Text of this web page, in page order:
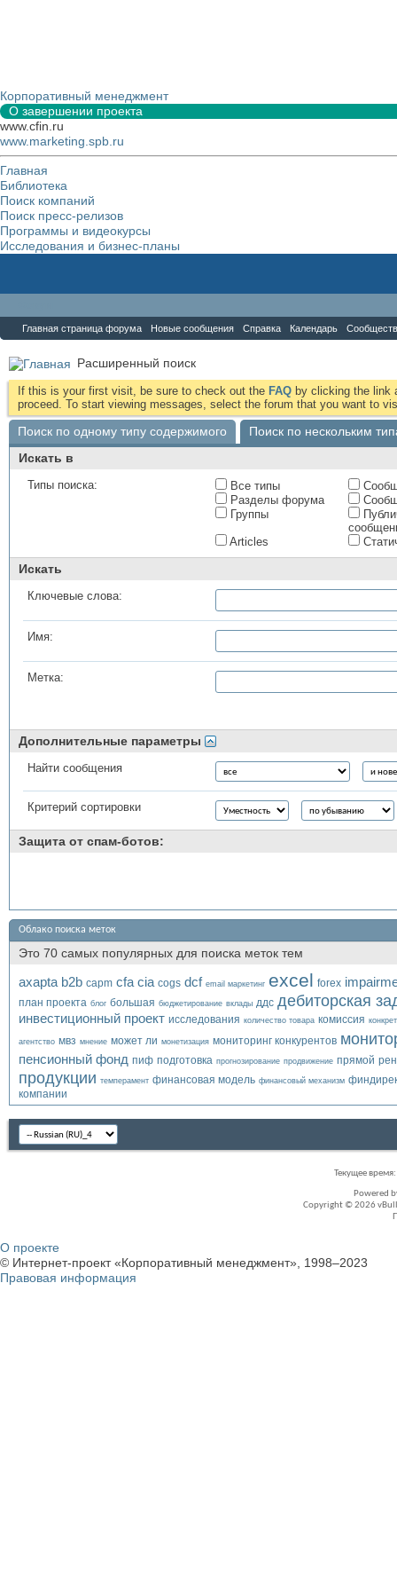
Корпоративный менеджмент
О завершении проекта
www.cfin.ru
www.marketing.spb.ru
Главная
Библиотека
Поиск компаний
Поиск пресс-релизов
Программы и видеокурсы
Исследования и бизнес-планы
Главная страница форума Новые сообщения Справка Календарь
Расширенный поиск
If this is your first visit, be sure to check out the FAQ by clicking the link
proceed. To start viewing messages, select the forum that you want to
Поиск по одному типу содержимого
Поиск по нескольким
Искать в
Типы поиска: Все типы
Разделы форума
Группы
Articles
Искать
Ключевые слова:
Имя:
Метка:
Дополнительные параметры
Найти сообщения
Критерий сортировки
Защита от спам-ботов:
Облако поиска меток
Это 70 самых популярных для поиска меток тем
axapta b2b capm cfa cia cogs dcf email маркетинг excel forex
план проекта блог большая бюджетирование вклады ддс дебиторская
инвестиционный проект исследования количество товара комиссия
агентство мвз мнение может ли монетизация мониторинг конкурентов
пенсионный фонд пиф подготовка прогнозирование продвижение прямой
продукции темперамент финансовая модель финансовый механизм
компании
Текущее время:
Powered
Copyright © 2026
О проекте
© Интернет-проект «Корпоративный менеджмент», 1998–2023
Правовая информация